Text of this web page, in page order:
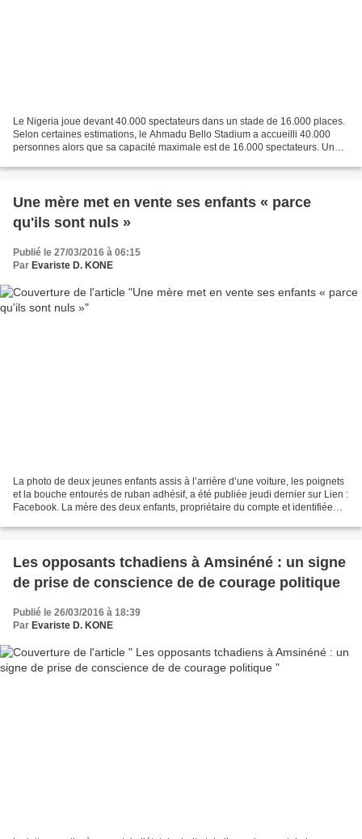
Le Nigeria joue devant 40.000 spectateurs dans un stade de 16.000 places.
Selon certaines estimations, le Ahmadu Bello Stadium a accueilli 40.000
personnes alors que sa capacité maximale est de 16.000 spectateurs. Une
Une mère met en vente ses enfants « parce
qu'ils sont nuls »
Publié le 27/03/2016 à 06:15
Par Evariste D. KONE
La photo de deux jeunes enfants assis à l’arrière d’une voiture, les poignets
et la bouche entourés de ruban adhésif, a été publiée jeudi dernier sur Lien :
Facebook. La mère des deux enfants, propriétaire du compte et identifiée
Les opposants tchadiens à Amsinéné : un signe
de prise de conscience de de courage politique
Publié le 26/03/2016 à 18:39
Par Evariste D. KONE